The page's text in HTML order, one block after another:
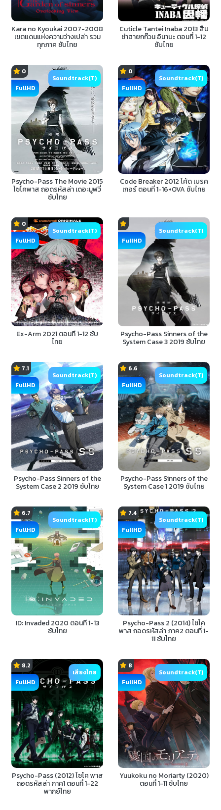
Kara no Kyoukai 2007-2008
เขตแดนแห่งความว่างเปล่า รวม
ทุกภาค ซับไทย
Cuticle Tantei Inaba 2013 สืบ
ซ่าฮายกก๊วน อินาบะ ตอนที่ 1-12
ซับไทย
0
FullHD
Soundtrack(T)
Psycho-Pass The Movie 2015
ไซโคพาส ถอดรหัสล่า เดอะมูฟวี่
ซับไทย
0
FullHD
Soundtrack(T)
Code Breaker 2012 โค้ด เบรค
เกอร์ ตอนที่ 1-16+OVA ซับไทย
0
FullHD
Soundtrack(T)
Ex-Arm 2021 ตอนที่ 1-12 ซับ
ไทย
FullHD
Soundtrack(T)
Psycho-Pass Sinners of the
System Case 3 2019 ซับไทย
7.1
FullHD
Soundtrack(T)
Psycho-Pass Sinners of the
System Case 2 2019 ซับไทย
6.6
FullHD
Soundtrack(T)
Psycho-Pass Sinners of the
System Case 1 2019 ซับไทย
6.7
FullHD
Soundtrack(T)
ID: Invaded 2020 ตอนที่ 1-13
ซับไทย
7.4
FullHD
Soundtrack(T)
Psycho-Pass 2 (2014) ไซโค
พาส ถอดรหัสล่า ภาค2 ตอนที่ 1-
11 ซับไทย
8.2
FullHD
เสียงไทย
Psycho-Pass (2012) ไซโค พาส
ถอดรหัสล่า ภาค1 ตอนที่ 1-22
พากย์ไทย
8
FullHD
Soundtrack(T)
Yuukoku no Moriarty (2020)
ตอนที่ 1-11 ซับไทย